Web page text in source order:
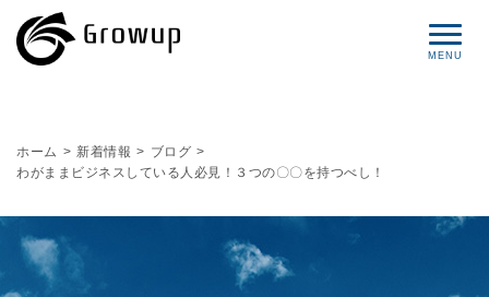
サービス
ホーム > 新着情報 > ブログ >
わがままビジネスしている人必見！３つの〇〇を持つべし！